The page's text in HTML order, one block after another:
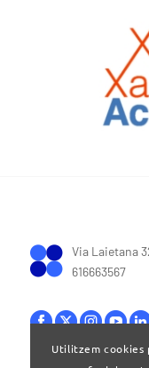
Via Laietana
616663567
Utilitzem cookies